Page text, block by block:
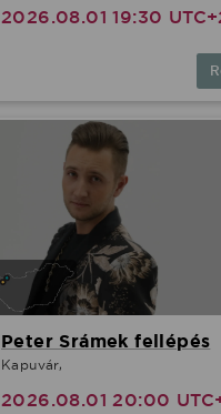
2026.08.01 19:30
Peter Srámek fellépés
Kapuvár,
2026.08.01 20:00